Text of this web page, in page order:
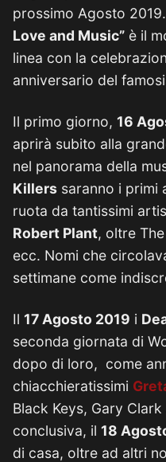
prossimo Agosto 2019.
Love and Music” è il
linea con la
anniversario del
Il primo giorno, 16
aprirà subito alla
nel panorama della
Killers saranno i primi
ruota da tantissimi
Robert Plant, oltre
ecc. Nomi che
settimane come
Il 17 Agosto 2019 i
seconda giornata di
dopo di loro, come
chiacchieratissimi
Black Keys, Gary
conclusiva, il 18
di casa, oltre ad altri